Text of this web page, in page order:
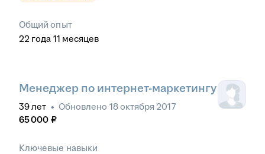
Общий опыт
22 года 11 месяцев
Менеджер по интернет-маркетингу
39лет • Обновлено 18 октября 2017
65 000 ₽
Ключевые навыки